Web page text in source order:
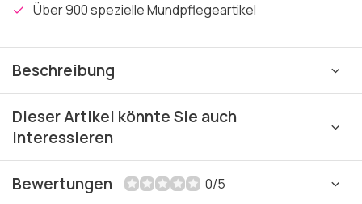
Über 900 spezielle Mundpflegeartikel
Beschreibung
Dieser Artikel könnte Sie auch
interessieren
Bewertungen 0/5